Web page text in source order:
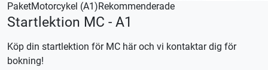
PaketMotorcykel (A1)Rekommenderade
Startlektion MC - A1
Köp din startlektion för MC här och vi kontaktar dig för
bokning!